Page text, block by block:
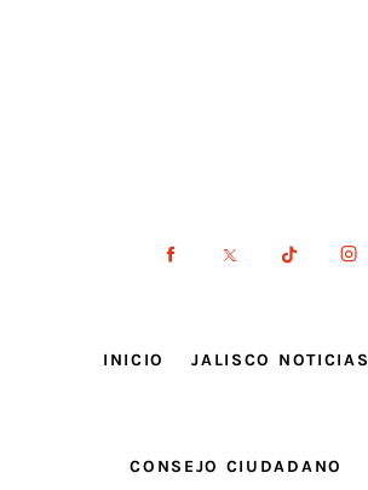
INICIO JALISCO NOTICIAS
CONSEJO CIUDADANO